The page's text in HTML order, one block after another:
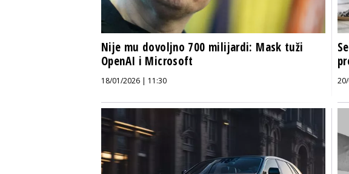
Nije mu dovoljno 700 milijardi: Mask tuži
OpenAI i Microsoft
18/01/2026 | 11:30